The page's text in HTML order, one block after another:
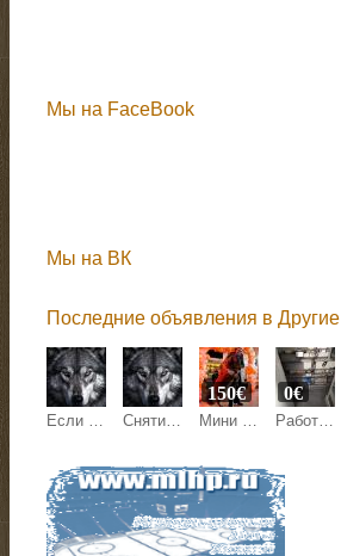
Мы на FaceBook
Мы на ВК
Последние объявления в Другие
Если в жизни всё идёт по разрушительному сценарию — это не случай Снятие деструктива Мини лошадка на праздник
150€
Работоем по всей Латвии. Монтаж
0€